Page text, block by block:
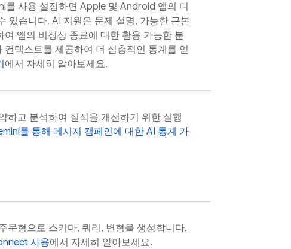
를 사용 설정하면 Apple 및 Android 앱의 디
있습니다. AI 지원은 문제 설명, 가능한 근본
앱의 비정상 종료에 대한 활용 가능한 분
텍스트를 제공하여 더 심층적인 통계를 얻
에서 자세히 알아보세요.
하고 분석하여 실적을 개선하기 위한 실행
를 통해 메시지 캠페인에 대한 AI 통계 가
문형으로 스키마, 쿼리, 변형을 생성합니다.
사용에서 자세히 알아보세요.